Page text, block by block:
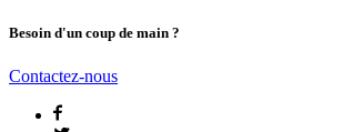
Besoin d'un coup de main ?
Contactez-nous